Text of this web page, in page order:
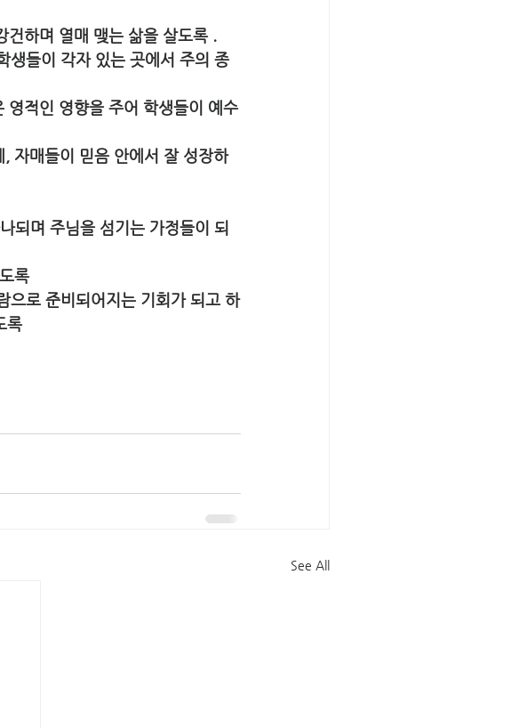
건하며 열매 맺는 삶을 살도록 .
생들이 각자 있는 곳에서 주의 종
적인 영향을 주어 학생들이 예수
자매들이 믿음 안에서 잘 성장하
되며 주님을 섬기는 가정들이 되
록
으로 준비되어지는 기회가 되고 하
록
See All